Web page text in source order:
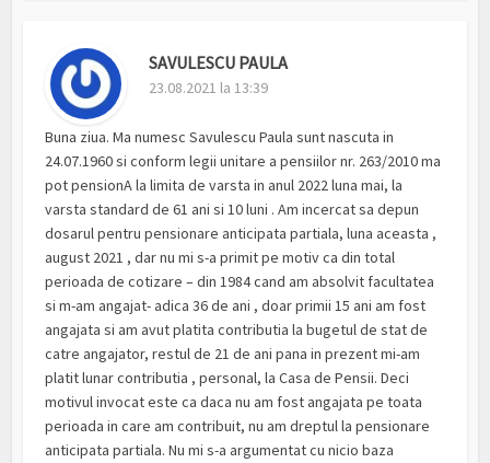
SAVULESCU PAULA
23.08.2021 la 13:39
Buna ziua. Ma numesc Savulescu Paula sunt nascuta in
24.07.1960 si conform legii unitare a pensiilor nr. 263/2010 ma
pot pensionA la limita de varsta in anul 2022 luna mai, la
varsta standard de 61 ani si 10 luni . Am incercat sa depun
dosarul pentru pensionare anticipata partiala, luna aceasta ,
august 2021 , dar nu mi s-a primit pe motiv ca din total
perioada de cotizare – din 1984 cand am absolvit facultatea
si m-am angajat- adica 36 de ani , doar primii 15 ani am fost
angajata si am avut platita contributia la bugetul de stat de
catre angajator, restul de 21 de ani pana in prezent mi-am
platit lunar contributia , personal, la Casa de Pensii. Deci
motivul invocat este ca daca nu am fost angajata pe toata
perioada in care am contribuit, nu am dreptul la pensionare
anticipata partiala. Nu mi s-a argumentat cu nicio baza